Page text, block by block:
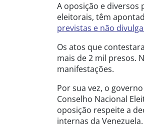
A oposição e diversos
eleitorais, têm
previstas e não
Os atos que
mais de 2 mil presos.
manifestações.
Por sua vez, o
Conselho Nacional
oposição respeite a
internas da Venezuela.